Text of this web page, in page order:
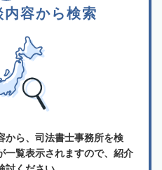
容から検索
から、司法書士事務所を検
一覧表示されますので、紹介